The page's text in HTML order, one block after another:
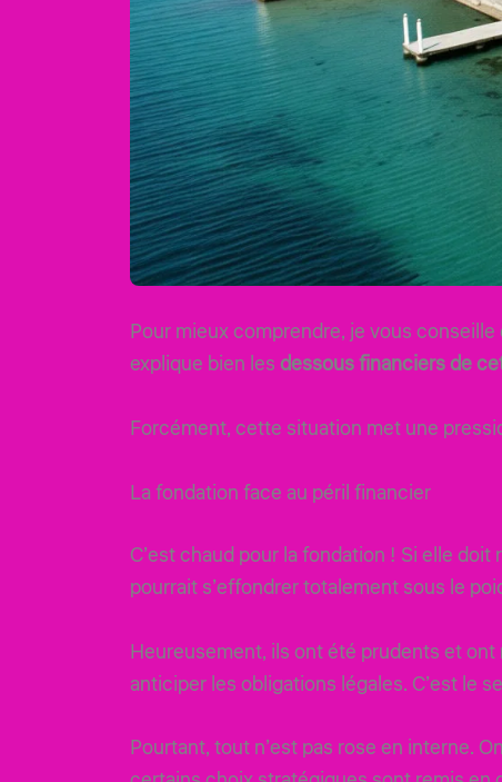
Pour mieux comprendre, je vous
explique bien lesdessous financiers de
Forcément, cette situation met une
La fondation face au péril financier
C’est chaud pour la fondation ! Si elle
pourrait s’effondrer totalement sous le
Heureusement, ils ont été prudents et
anticiper les obligations légales. C’est le
Pourtant, tout n’est pas rose en interne.